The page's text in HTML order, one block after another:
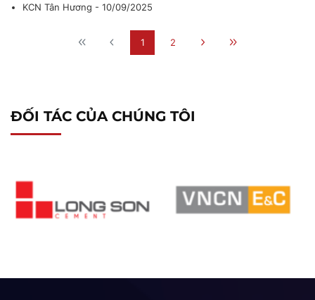
KCN Tân Hương - 10/09/2025
1 2
ĐỐI TÁC CỦA CHÚNG TÔI